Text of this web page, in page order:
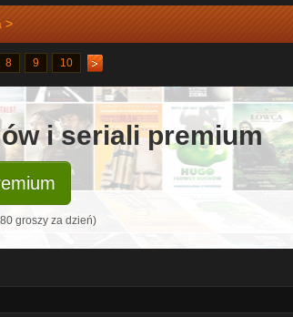
>
8 9 10
i seriali premium
groszy za dzień)